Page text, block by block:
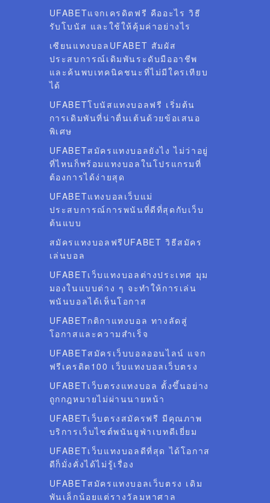
UFABETแจกเครดิตฟรี คืออะไร วิธี
รับโบนัส และใช้ให้คุ้มค่าอย่างไร
เซียนแทงบอลUFABET สัมผัส
ประสบการณ์เดิมพันระดับมืออาชีพ
และค้นพบเทคนิคชนะที่ไม่มีใครเทียบ
ได้
UFABETโบนัสแทงบอลฟรี เริ่มต้น
การเดิมพันที่น่าตื่นเต้นด้วยข้อเสนอ
พิเศษ
UFABETสมัครแทงบอลยังไง ไม่ว่าอยู่
ที่ไหนก็พร้อมแทงบอลในโปรแกรมที่
ต้องการได้ง่ายสุด
UFABETแทงบอลเว็บแม่
ประสบการณ์การพนันที่ดีที่สุดกับเว็บ
ต้นแบบ
สมัครแทงบอลฟรีUFABET วิธีสมัคร
เล่นบอล
UFABETเว็บแทงบอลต่างประเทศ มุม
มองในแบบต่าง ๆ จะทำให้การเล่น
พนันบอลได้เห็นโอกาส
UFABETกติกาแทงบอล ทางลัดสู่
โอกาสและความสำเร็จ
UFABETสมัครเว็บบอลออนไลน์ แจก
ฟรีเครดิต100 เว็บแทงบอลเว็บตรง
UFABETเว็บตรงแทงบอล ตั้งขึ้นอย่าง
ถูกกฎหมายไม่ผ่านนายหน้า
UFABETเว็บตรงสมัครฟรี มีคุณภาพ
บริการเว็บไซต์พนันยูฟ่าเบทดีเยี่ยม
UFABETเว็บแทงบอลดีที่สุด ได้โอกาส
ดีก็มั่งคั่งได้ไม่รู้เรื่อง
UFABETสมัครแทงบอลเว็บตรง เดิม
พันเล็กน้อยแต่รางวัลมหาศาล